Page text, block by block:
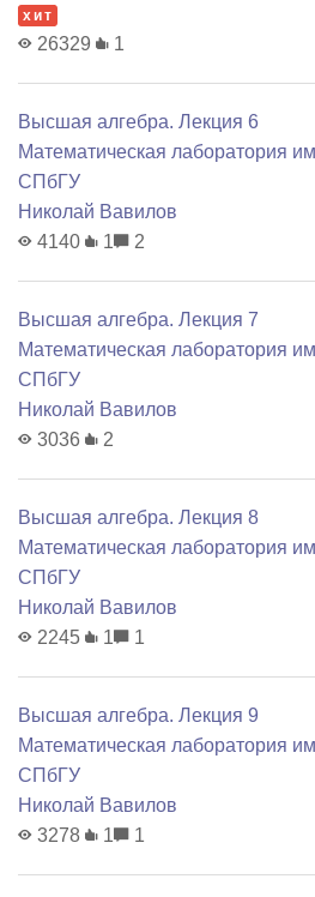
хит
26329 1
Высшая алгебра. Лекция 6
Математичеcкая лаборатория
СПбГУ
Николай Вавилов
4140
1 2
Высшая алгебра. Лекция 7
Математичеcкая лаборатория
СПбГУ
Николай Вавилов
3036
2
Высшая алгебра. Лекция 8
Математичеcкая лаборатория
СПбГУ
Николай Вавилов
2245
1 1
Высшая алгебра. Лекция 9
Математичеcкая лаборатория
СПбГУ
Николай Вавилов
3278
1 1